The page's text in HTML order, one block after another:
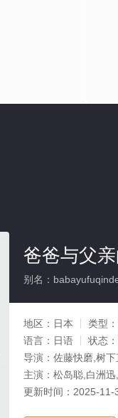
爸爸与父
别名：
地区： 日本 类型：
语言： 日语 状态：
导演： 佐藤快磨,树下
主演： 松岛聪,白洲
更新时间： 2025-11-